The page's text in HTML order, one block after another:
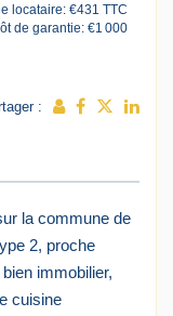
locataire: €431 TTC
de garantie: €1 000
:
la commune de
2, proche
immobilier,
cuisine